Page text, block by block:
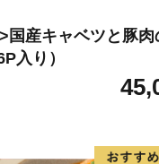
国産キャベツと豚肉
入り）